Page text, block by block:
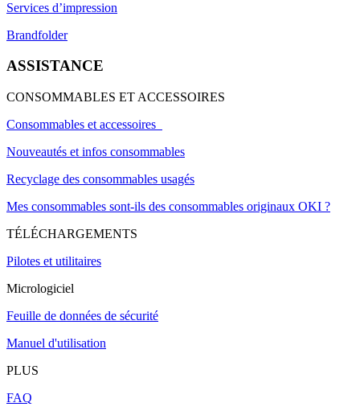
Services d’impression
Brandfolder
ASSISTANCE
CONSOMMABLES ET ACCESSOIRES
Consommables et accessoires
Nouveautés et infos consommables
Recyclage des consommables usagés
Mes consommables sont-ils des consommables originaux OKI ?
TÉLÉCHARGEMENTS
Pilotes et utilitaires
Micrologiciel
Feuille de données de sécurité
Manuel d'utilisation
PLUS
FAQ